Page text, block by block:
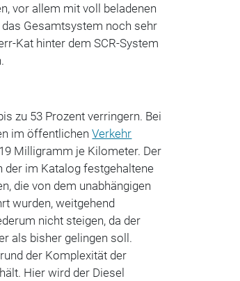
vor allem mit voll beladenen
Gesamtsystem noch sehr
Kat hinter dem SCR-System
zu 53 Prozent verringern. Bei
im öffentlichenVerkehr
Milligramm je Kilometer. Der
der im Katalog festgehaltene
die von dem unabhängigen
wurden, weitgehend
nicht steigen, da der
als bisher gelingen soll.
der Komplexität der
Hier wird der Diesel